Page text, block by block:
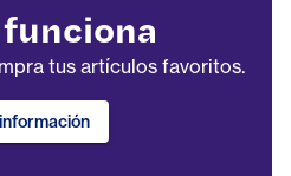
tus artículos favoritos.